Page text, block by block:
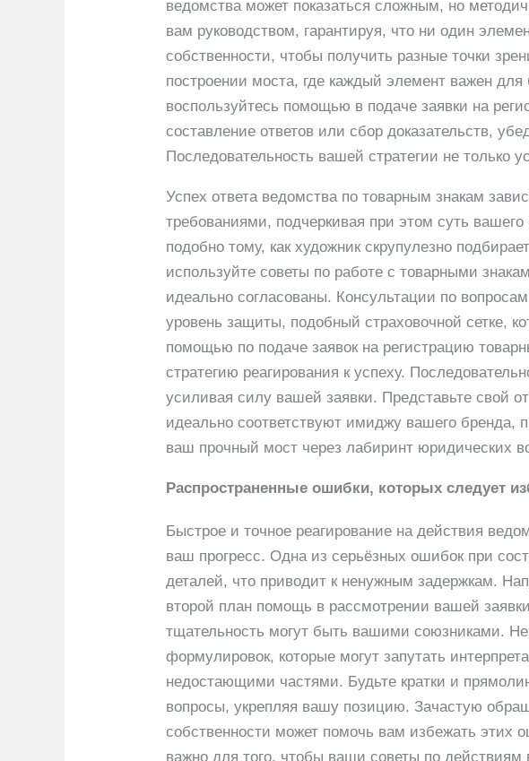
ведомства может показаться сложным, но
вам руководством, гарантируя, что ни один
собственности, чтобы получить разные точки
построении моста, где каждый элемент важен
воспользуйтесь помощью в подаче заявки на
составление ответов или сбор доказательств,
Последовательность вашей стратегии не только
Успех ответа ведомства по товарным знакам
требованиями, подчеркивая при этом суть
подобно тому, как художник скрупулезно
используйте советы по работе с товарными
идеально согласованы. Консультации по
уровень защиты, подобный страховочной сетке,
помощью по подаче заявок на регистрацию
стратегию реагирования к успеху.
усиливая силу вашей заявки. Представьте свой
идеально соответствуют имиджу вашего бренда,
ваш прочный мост через лабиринт юридических
Распространенные ошибки, которых следует
Быстрое и точное реагирование на действия
ваш прогресс. Одна из серьёзных ошибок при
деталей, что приводит к ненужным задержкам.
второй план помощь в рассмотрении вашей
тщательность могут быть вашими союзниками.
формулировок, которые могут запутать
недостающими частями. Будьте кратки и
вопросы, укрепляя вашу позицию. Зачастую
собственности может помочь вам избежать этих
важно для того, чтобы ваши советы по